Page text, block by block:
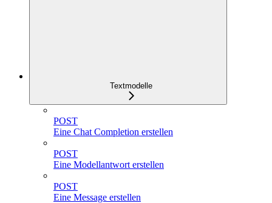
Textmodelle
POST
Eine Chat Completion erstellen
POST
Eine Modellantwort erstellen
POST
Eine Message erstellen